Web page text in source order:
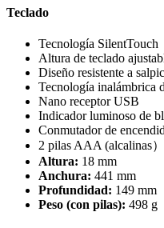
Teclado
Tecnología SilentTouch
Altura de teclado
Diseño resistente a
Tecnología inalámbrica
Nano receptor USB
Indicador luminoso de
Conmutador de
2 pilas AAA (alcalinas）
Altura: 18 mm
Anchura: 441 mm
Profundidad: 149 mm
Peso (con pilas): 498 g